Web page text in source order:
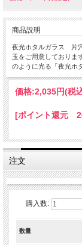
商品説明
夜光ホタルガラス 片
玉をご用意しておりま
のように光る「夜光ホ
価格:2,035円(税
[ポイント還元
注文
購入数:
数量